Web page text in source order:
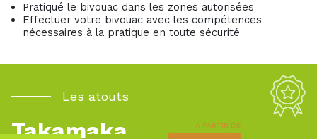
Pratiqué le bivouac dans les zones autorisées
Effectuer votre bivouac avec les compétences
nécessaires à la pratique en toute sécurité
Les atouts
Takamaka À PARTIR DE